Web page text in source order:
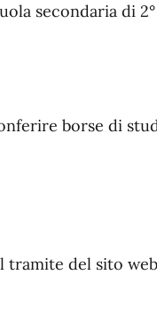
secondaria di
borse di
tramite del sito